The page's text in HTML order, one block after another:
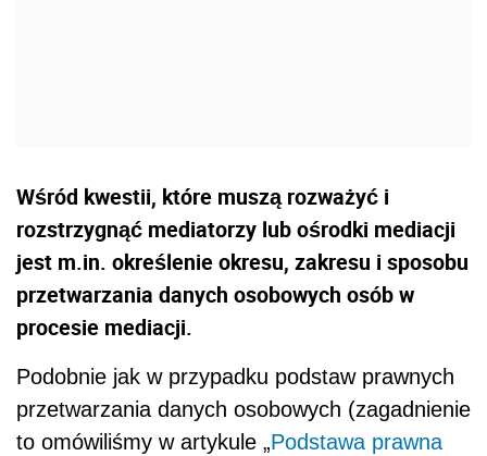
Wśród kwestii, które muszą rozważyć i
rozstrzygnąć mediatorzy lub ośrodki mediacji
jest m.in. określenie okresu, zakresu i sposobu
przetwarzania danych osobowych osób w
procesie mediacji.
Podobnie jak w przypadku podstaw prawnych
przetwarzania danych osobowych (zagadnienie
to omówiliśmy w artykule „Podstawa prawna